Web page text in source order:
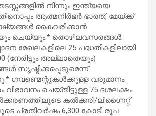
നിന്നും ഇന്ത്യയെ
ആത്മനിർഭർ ഭാരത്, മേയ്ക്ക്
കൈവരിക്കാൻ
ചെയ്യും.* തൊഴിലവസരങ്ങൾ:
മേഖലകളിലെ 25 പദ്ധതികളിലായി
(നേരിട്ടും അല്ലാതെയും)
സൃഷ്ടിക്കപ്പെടുമെന്ന്
ഗവണ്മെന്റുകൾക്കുള്ള വരുമാനം:
വിഭാവനം ചെയ്തിട്ടുള്ള 75 ദശലക്ഷം
കൽക്കരി/ലിഗ്നൈറ്റ്
പ്രതിവർഷം 6,300 കോടി രൂപ